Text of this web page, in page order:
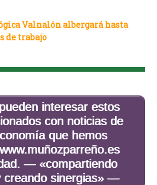
Valnalón albergará hasta
de trabajo
interesar estos
con noticias de
que hemos
— «compartiendo
creando sinergias» —